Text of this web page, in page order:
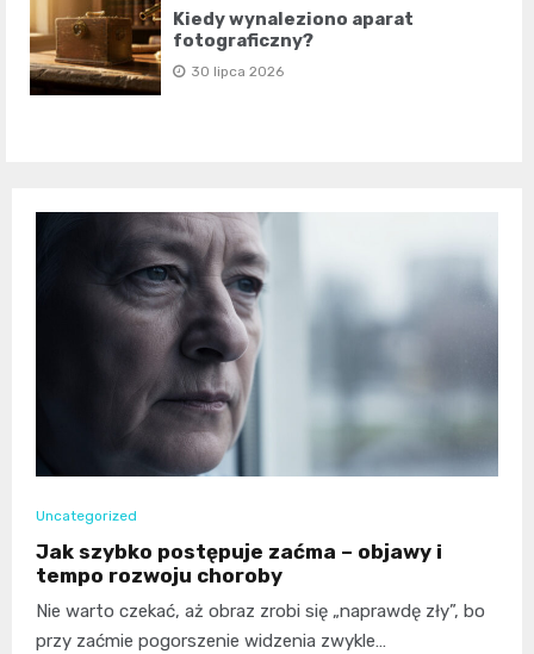
Kiedy wynaleziono aparat
fotograficzny?
30 lipca 2026
Uncategorized
Jak szybko postępuje zaćma – objawy i
tempo rozwoju choroby
Nie warto czekać, aż obraz zrobi się „naprawdę zły”, bo
przy zaćmie pogorszenie widzenia zwykle…